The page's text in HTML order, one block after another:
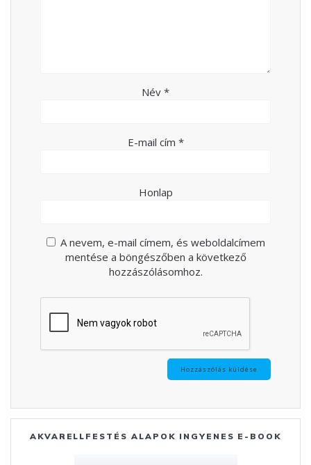
Név *
E-mail cím *
Honlap
A nevem, e-mail címem, és weboldalcímem
mentése a böngészőben a következő
hozzászólásomhoz.
AKVARELLFESTÉS ALAPOK INGYENES E-BOOK